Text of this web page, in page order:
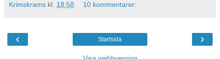
Krimskrams kl. 18:58 10 kommentarer:
‹ ›
Startsida